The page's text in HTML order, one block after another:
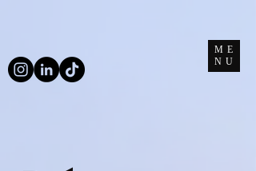
ME
NU